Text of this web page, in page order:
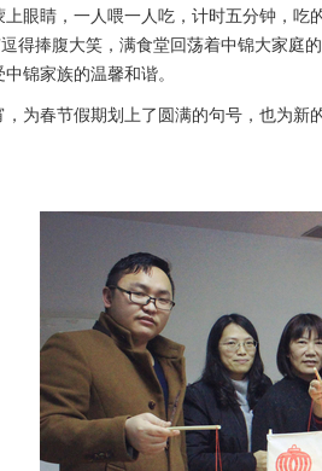
上眼睛，一人喂一人吃，计时五分钟，吃
逗得捧腹大笑，满食堂回荡着中锦大家庭
锦家族的温馨和谐。
，为春节假期划上了圆满的句号，也为新